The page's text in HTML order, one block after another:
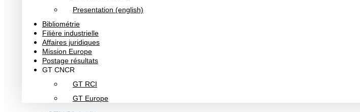
Presentation (english)
Bibliométrie
Filière industrielle
Affaires juridiques
Mission Europe
Postage résultats
GT CNCR
GT RCI
GT Europe